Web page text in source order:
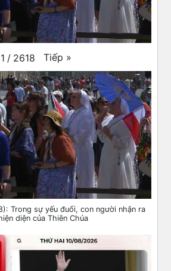
1 / 2618 Tiếp »
Trong sự yếu đuối, con người nhận ra
diện của Thiên Chúa